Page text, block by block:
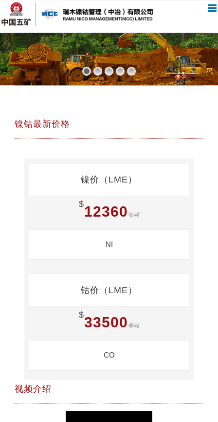
过
内
容
镍钴最新价格
镍价（LME）
$12360 每吨
NI
钴价（LME）
$33500 每吨
CO
视频介绍